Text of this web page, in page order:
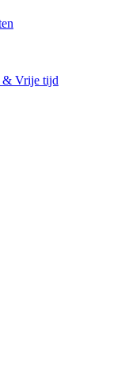
& Vrije tijd